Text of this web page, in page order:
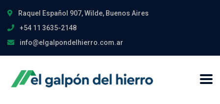
Raquel Español 907, Wilde, Buenos Aires
+54 11 3635-2148
info@elgalpondelhierro.com.ar